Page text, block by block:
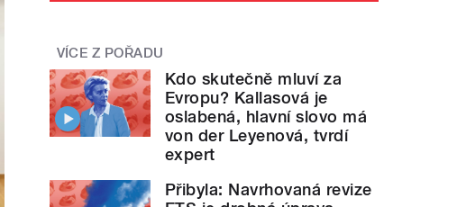
VÍCE Z POŘADU
Kdo skutečně mluví za
Evropu? Kallasová je
oslabená, hlavní slovo má
von der Leyenová, tvrdí
expert
Přibyla: Navrhovaná revize